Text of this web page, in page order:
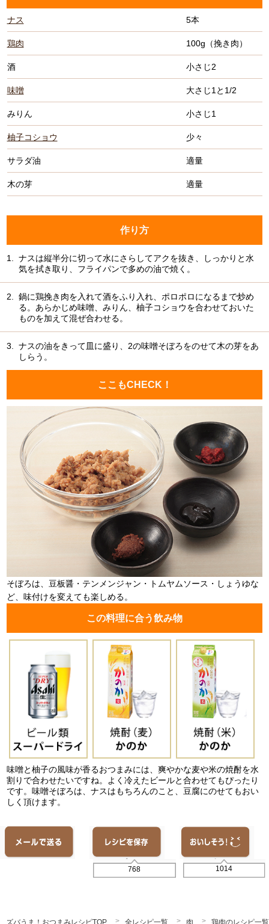
ナス 5本
鶏肉 100g（挽き肉）
酒 小さじ2
味噌 大さじ1と1/2
みりん 小さじ1
柚子コショウ 少々
サラダ油 適量
木の芽 適量
作り方
1.
ナスは縦半分に切って水にさらしてアクを抜き、しっかりと水
気を拭き取り、フライパンで多めの油で焼く。
2.
鍋に鶏挽き肉を入れて酒をふり入れ、ポロポロになるまで炒め
る。あらかじめ味噌、みりん、柚子コショウを合わせておいた
ものを加えて混ぜ合わせる。
3.
ナスの油をきって皿に盛り、2の味噌そぼろをのせて木の芽をあ
しらう。
ここもCHECK！
そぼろは、豆板醤・テンメンジャン・トムヤムソース・しょうゆな
ど、味付けを変えても楽しめる。
この料理に合う飲み物
味噌と柚子の風味が香るおつまみには、爽やかな麦や米の焼酎を水
割りで合わせたいですね。よく冷えたビールと合わせてもぴったり
です。味噌そぼろは、ナスはもちろんのこと、豆腐にのせてもおい
しく頂けます。
768 1014